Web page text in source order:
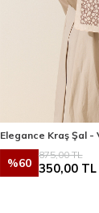
Elegance Kraş Şal -
%60
875,00TL
350,00TL